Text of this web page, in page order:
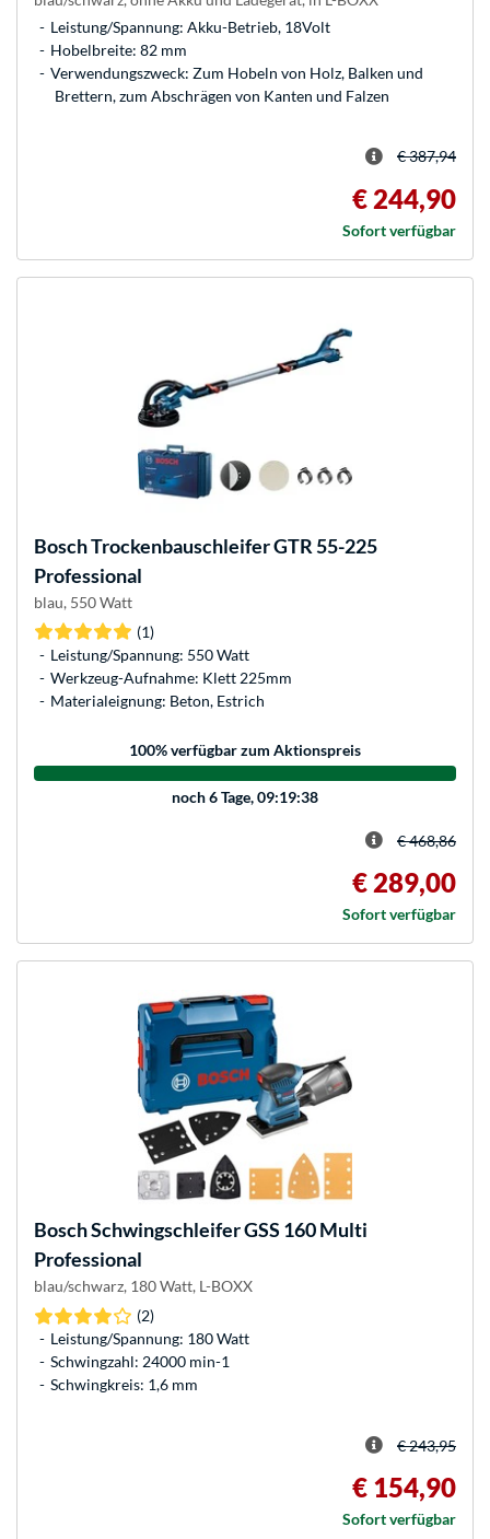
Leistung/Spannung: Akku-Betrieb, 18Volt
Hobelbreite: 82 mm
Verwendungszweck: Zum Hobeln von Holz, Balken und
Brettern, zum Abschrägen von Kanten und Falzen
€ 387,94
€ 244,90
Sofort verfügbar
BoschTrockenbauschleifer GTR 55-225
Professional
blau, 550 Watt
(1)
Leistung/Spannung: 550 Watt
Werkzeug-Aufnahme: Klett 225mm
Materialeignung: Beton, Estrich
100% verfügbar zum Aktionspreis
noch6 Tage, 09:19:38
€ 468,86
€ 289,00
Sofort verfügbar
BoschSchwingschleifer GSS 160 Multi
Professional
blau/schwarz, 180 Watt, L-BOXX
(2)
Leistung/Spannung: 180 Watt
Schwingzahl: 24000 min-1
Schwingkreis: 1,6 mm
€ 243,95
€ 154,90
Sofort verfügbar